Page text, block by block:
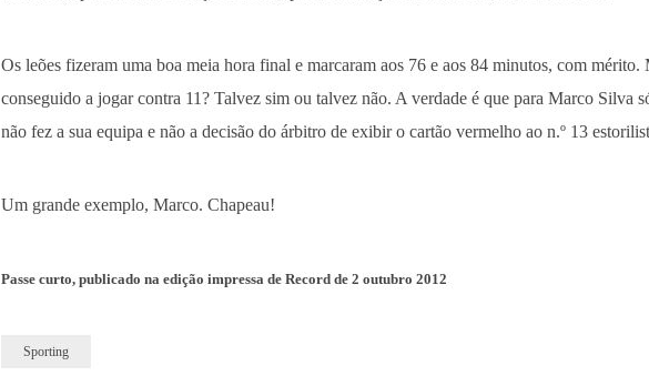
Os leões fizeram uma boa meia hora final e marcaram aos 76 e aos 84 minutos, com mérito.
conseguido a jogar contra 11? Talvez sim ou talvez não. A verdade é que para Marco Silva
não fez a sua equipa e não a decisão do árbitro de exibir o cartão vermelho ao n.º 13
Um grande exemplo, Marco. Chapeau!
Passe curto, publicado na edição impressa de Record de 2 outubro 2012
Sporting